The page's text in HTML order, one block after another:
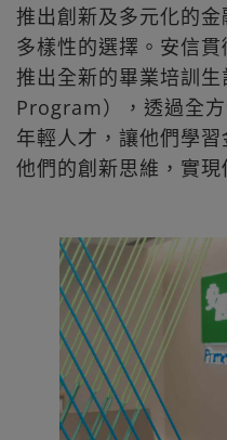
推出創新及多元化的
多樣性的選擇。安信
推出全新的畢業培訓
Program），透過全
年輕人才，讓他們學
他們的創新思維，實現